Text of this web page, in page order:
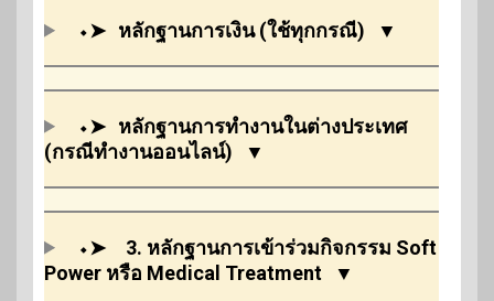
⬩➤ หลักฐานการเงิน (ใช้ทุกกรณี) ▼
⬩➤ หลักฐานการทำงานในต่างประเทศ
(กรณีทำงานออนไลน์)
▼
⬩➤
3. หลักฐานการเข้าร่วมกิจกรรม Soft
Power หรือ Medical Treatment
▼